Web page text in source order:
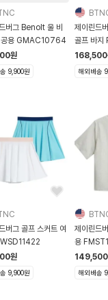
버그 Benolt 울 비
공용 GMAC10764
원
9,900원
제이린드
골프 바
168,500
해외배송
버그 골프 스커트 여
원
9,900원
제이린드
용
149,500
해외배송